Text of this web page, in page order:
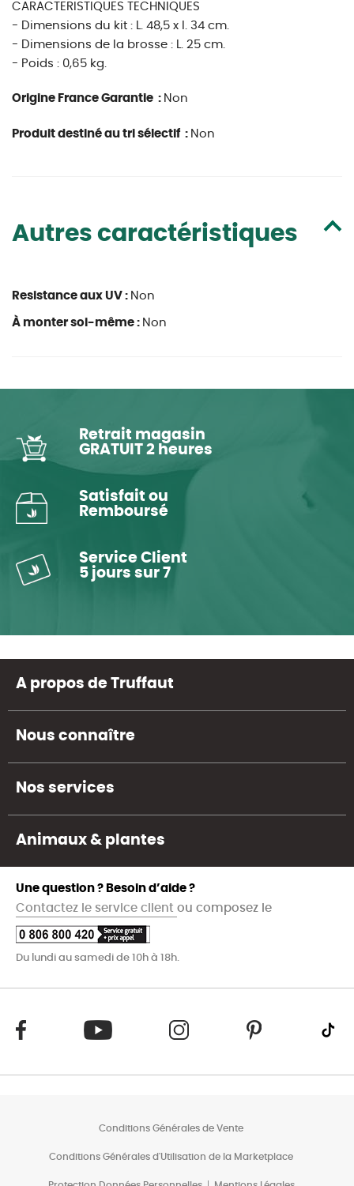
CARACTERISTIQUES TECHNIQUES
- Dimensions du kit : L. 48,5 x l. 34 cm.
- Dimensions de la brosse : L. 25 cm.
- Poids : 0,65 kg.
Origine France Garantie : Non
Produit destiné au tri sélectif : Non
Autres caractéristiques
Resistance aux UV : Non
À monter soi-même : Non
Retrait magasin
GRATUIT 2 heures
Satisfait ou
Remboursé
Service Client
5 jours sur 7
A propos de Truffaut
Nous connaître
Nos services
Animaux & plantes
Une question ? Besoin d’aide ?
Contactez le service client ou composez le
Du lundi au samedi de 10h à 18h.
Conditions Générales de Vente
Conditions Générales d'Utilisation de la Marketplace